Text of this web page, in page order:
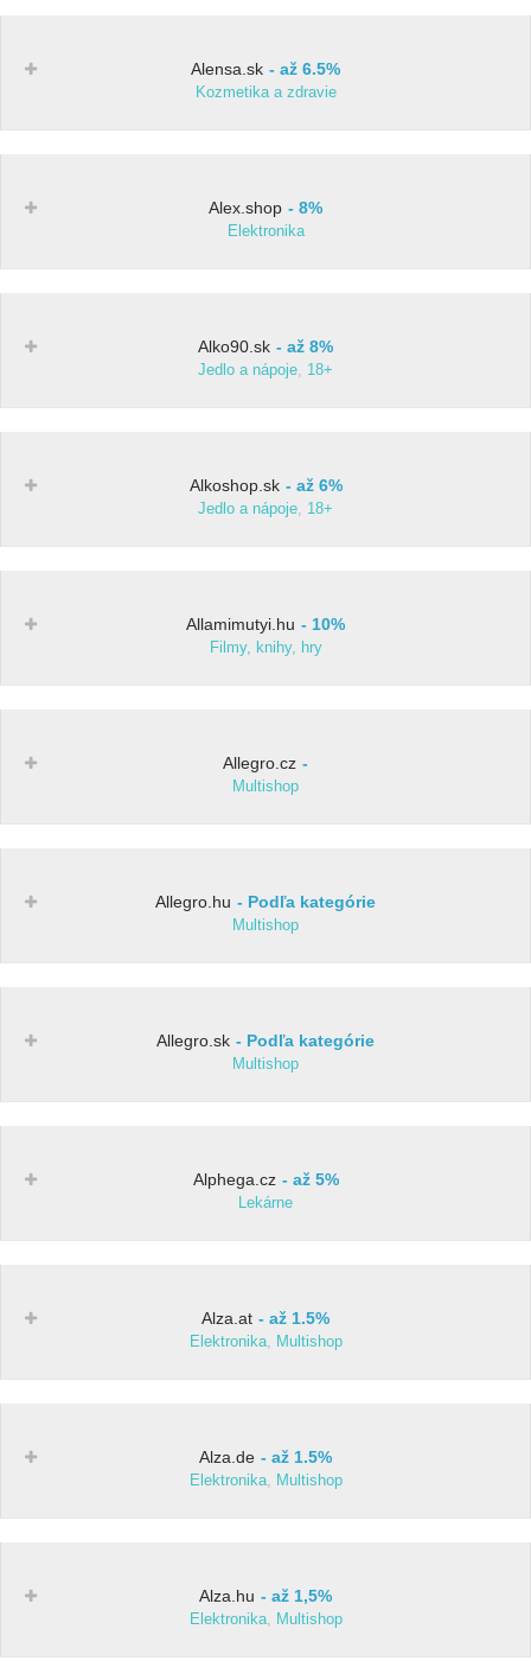
Alensa.sk až 6.5%
Kozmetika a zdravie
Alex.shop 8%
Elektronika
Alko90.sk až 8%
Jedlo a nápoje, 18+
Alkoshop.sk až 6%
Jedlo a nápoje, 18+
Allamimutyi.hu 10%
Filmy, knihy, hry
Allegro.cz
Multishop
Allegro.hu Podľa kategórie
Multishop
Allegro.sk Podľa kategórie
Multishop
Alphega.cz až 5%
Lekárne
Alza.at až 1.5%
Elektronika, Multishop
Alza.de až 1.5%
Elektronika, Multishop
Alza.hu až 1,5%
Elektronika, Multishop